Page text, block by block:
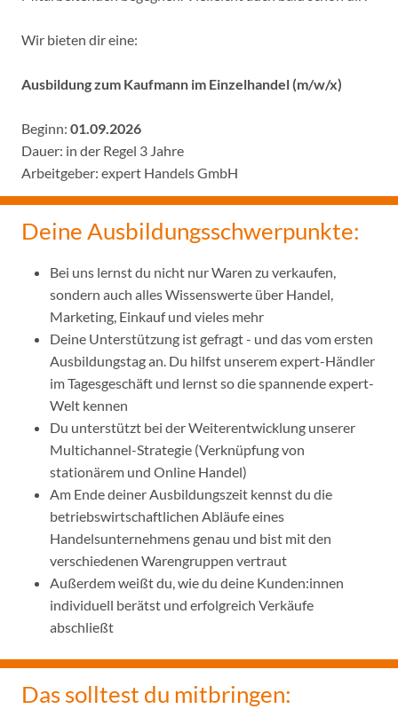
Wir bieten dir eine:
Ausbildung zum Kaufmann im Einzelhandel (m/w/x)
Beginn: 01.09.2026
Dauer: in der Regel 3 Jahre
Arbeitgeber: expert Handels GmbH
Deine Ausbildungsschwerpunkte:
Bei uns lernst du nicht nur Waren zu verkaufen,
sondern auch alles Wissenswerte über Handel,
Marketing, Einkauf und vieles mehr
Deine Unterstützung ist gefragt - und das vom ersten
Ausbildungstag an. Du hilfst unserem expert-Händler
im Tagesgeschäft und lernst so die spannende expert-
Welt kennen
Du unterstützt bei der Weiterentwicklung unserer
Multichannel-Strategie (Verknüpfung von
stationärem und Online Handel)
Am Ende deiner Ausbildungszeit kennst du die
betriebswirtschaftlichen Abläufe eines
Handelsunternehmens genau und bist mit den
verschiedenen Warengruppen vertraut
Außerdem weißt du, wie du deine Kunden:innen
individuell berätst und erfolgreich Verkäufe
abschließt
Das solltest du mitbringen: